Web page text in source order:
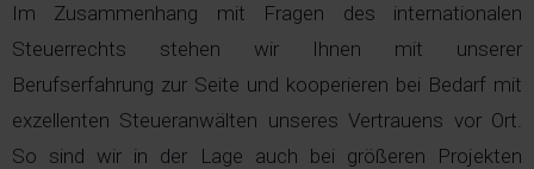
Im Zusammenhang mit Fragen des internationalen
Steuerrechts stehen wir Ihnen mit unserer
Berufserfahrung zur Seite und kooperieren bei Bedarf mit
exzellenten Steueranwälten unseres Vertrauens vor Ort.
So sind wir in der Lage auch bei größeren Projekten